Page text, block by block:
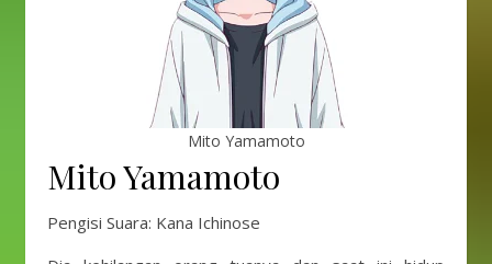
Mito Yamamoto
Mito Yamamoto
Pengisi Suara: Kana Ichinose